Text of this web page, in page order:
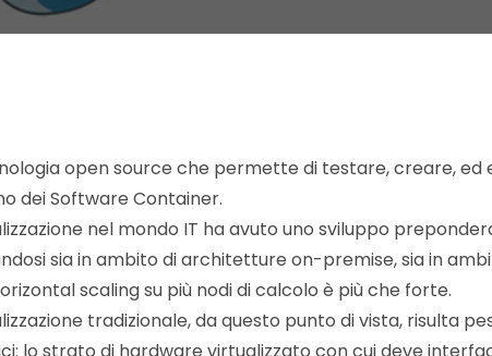
open source che permette di testare, creare, ed
dei Software Container.
nel mondo IT ha avuto uno sviluppo
sia in ambito di architetture on-premise, sia in
scaling su più nodi di calcolo è più che forte.
tradizionale, da questo punto di vista, risulta